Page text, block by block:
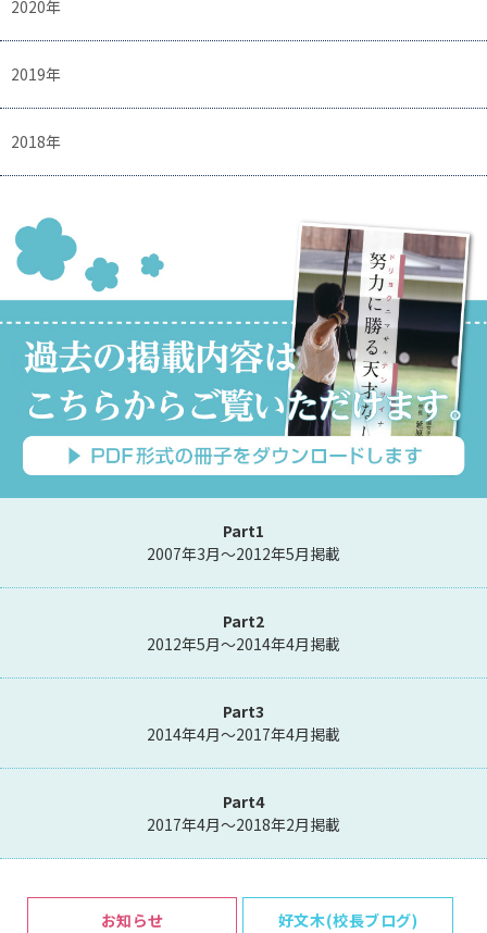
2020年
2019年
2018年
Part1
2007年3月～2012年5月掲載
Part2
2012年5月～2014年4月掲載
Part3
2014年4月～2017年4月掲載
Part4
2017年4月～2018年2月掲載
お知らせ 好文木(校長ブログ)